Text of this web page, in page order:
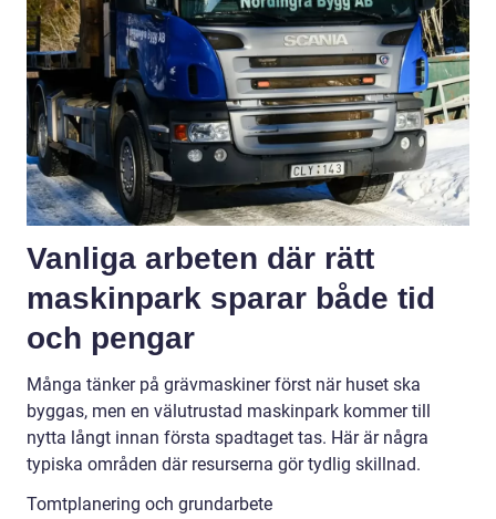
Vanliga arbeten där rätt
maskinpark sparar både tid
och pengar
Många tänker på grävmaskiner först när huset ska
byggas, men en välutrustad maskinpark kommer till
nytta långt innan första spadtaget tas. Här är några
typiska områden där resurserna gör tydlig skillnad.
Tomtplanering och grundarbete